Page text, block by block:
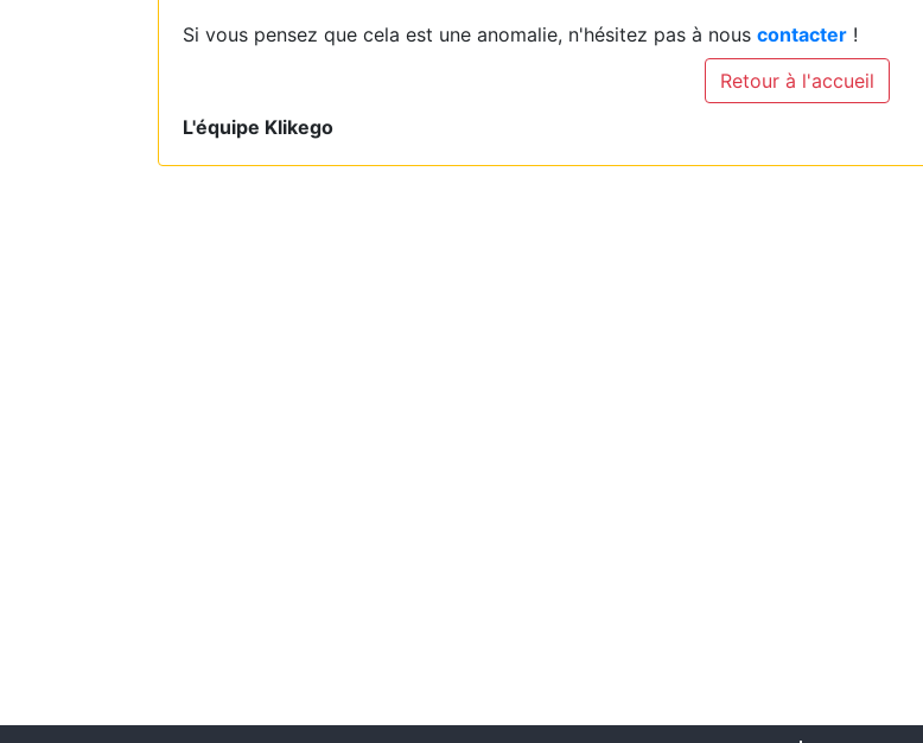
Si vous pensez que cela est une anomalie, n'hésitez pas à nous contacter !
Retour à l'accueil
L'équipe Klikego